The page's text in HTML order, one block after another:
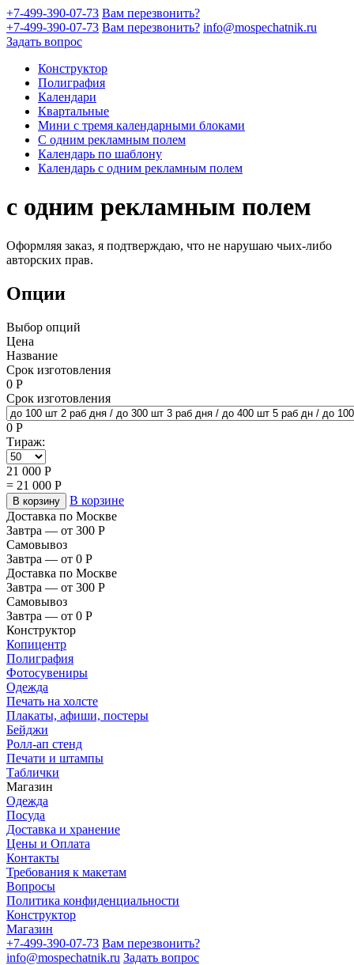
+7-499-390-07-73 Вам перезвонить?
+7-499-390-07-73 Вам перезвонить? info@mospechatnik.ru
Задать вопрос
Конструктор
Полиграфия
Календари
Квартальные
Мини с тремя календарными блоками
С одним рекламным полем
Календарь по шаблону
Календарь с одним рекламным полем
с одним рекламным полем
Оформляя заказ, я подтверждаю, что не нарушаю чьих-либо
авторских прав.
Опции
Выбор опций
Цена
Название
Срок изготовления
0 Р
Срок изготовления
0 Р
Тираж:
21 000 Р
= 21 000 Р
В корзину
В корзине
Доставка по Москве
Завтра — от 300 Р
Самовывоз
Завтра — от 0 Р
Доставка по Москве
Завтра — от 300 Р
Самовывоз
Завтра — от 0 Р
Конструктор
Копицентр
Полиграфия
Фотосувениры
Одежда
Печать на холсте
Плакаты, афиши, постеры
Бейджи
Ролл-ап стенд
Печати и штампы
Таблички
Магазин
Одежда
Посуда
Доставка и хранение
Цены и Оплата
Контакты
Требования к макетам
Вопросы
Политика конфиденциальности
Конструктор
Магазин
+7-499-390-07-73 Вам перезвонить?
info@mospechatnik.ru Задать вопрос